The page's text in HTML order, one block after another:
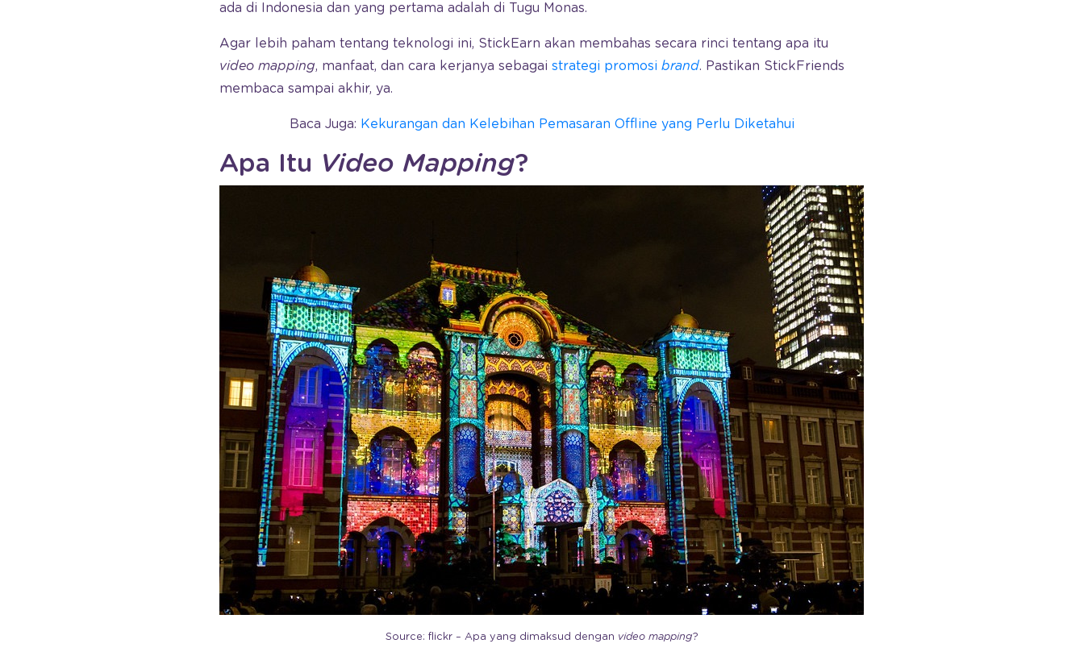
ada di Indonesia dan yang pertama adalah di Tugu Monas.
Agar lebih paham tentang teknologi ini, StickEarn akan membahas secara rinci tentang apa itu
video mapping, manfaat, dan cara kerjanya sebagai strategi promosi brand. Pastikan StickFriends
membaca sampai akhir, ya.
Baca Juga: Kekurangan dan Kelebihan Pemasaran Offline yang Perlu Diketahui
Apa Itu Video Mapping?
Source: flickr – Apa yang dimaksud dengan video mapping?